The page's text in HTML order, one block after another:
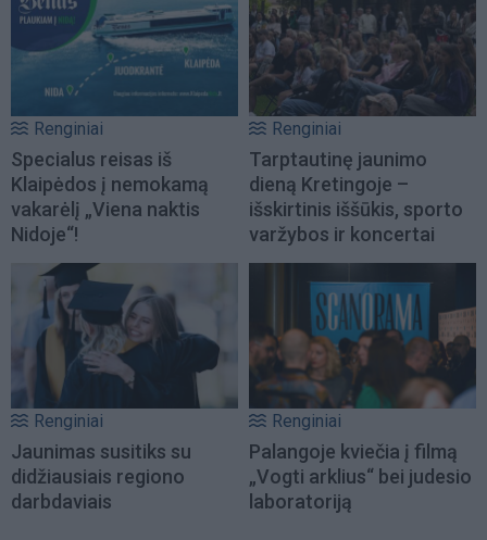
Renginiai
Specialus reisas iš
Klaipėdos į nemokamą
vakarėlį „Viena naktis
Nidoje“!
Renginiai
Tarptautinę jaunimo
dieną Kretingoje –
išskirtinis iššūkis, sporto
varžybos ir koncertai
Renginiai
Jaunimas susitiks su
didžiausiais regiono
darbdaviais
Renginiai
Palangoje kviečia į filmą
„Vogti arklius“ bei judesio
laboratoriją